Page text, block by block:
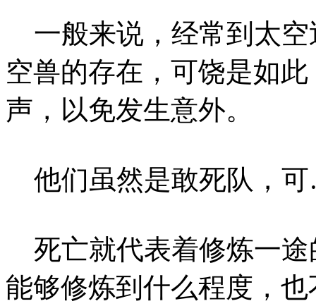
一般来说，经常到太空
空兽的存在，可饶是如
声，以免发生意外。
他们虽然是敢死队，
死亡就代表着修炼一途
能够修炼到什么程度，